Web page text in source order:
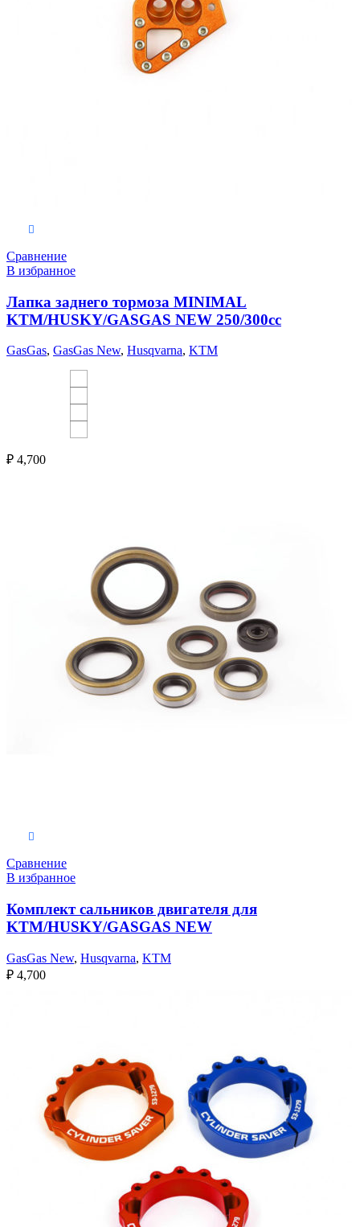
Сравнение
В избранное
Лапка заднего тормоза MINIMAL
KTM/HUSKY/GASGAS NEW 250/300cc
GasGas, GasGas New, Husqvarna, KTM
₽ 4,700
Сравнение
В избранное
Комплект сальников двигателя для
KTM/HUSKY/GASGAS NEW
GasGas New, Husqvarna, KTM
₽ 4,700